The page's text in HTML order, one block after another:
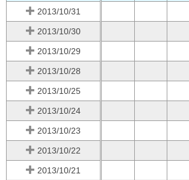
2013/10/31
2013/10/30
2013/10/29
2013/10/28
2013/10/25
2013/10/24
2013/10/23
2013/10/22
2013/10/21